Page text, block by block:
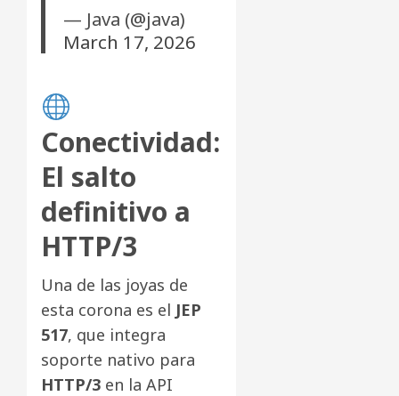
— Java (@java)
March 17, 2026
Conectividad:
El salto
definitivo a
HTTP/3
Una de las joyas de
esta corona es el JEP
517, que integra
soporte nativo para
HTTP/3 en la API